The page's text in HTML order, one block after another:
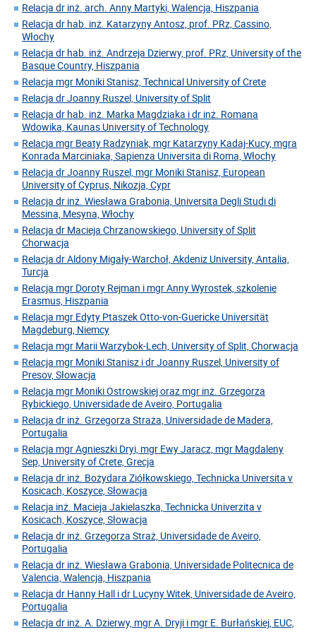
Relacja dr inż. arch. Anny Martyki, Walencja, Hiszpania
Relacja dr hab. inż. Katarzyny Antosz, prof. PRz, Cassino,
Włochy
Relacja dr hab. inż. Andrzeja Dzierwy, prof. PRz, University of the
Basque Country, Hiszpania
Relacja mgr Moniki Stanisz, Technical University of Crete
Relacja dr Joanny Ruszel, University of Split
Relacja dr hab. inż. Marka Magdziaka i dr inż. Romana
Wdowika, Kaunas University of Technology
Relacja mgr Beaty Radzyniak, mgr Katarzyny Kadaj-Kucy, mgra
Konrada Marciniaka, Sapienza Universita di Roma, Włochy
Relacja dr Joanny Ruszel, mgr Moniki Stanisz, European
University of Cyprus, Nikozja, Cypr
Relacja dr inż. Wiesława Grabonia, Universita Degli Studi di
Messina, Mesyna, Włochy
Relacja dr Macieja Chrzanowskiego, University of Split
Chorwacja
Relacja dr Aldony Migały-Warchoł, Akdeniz University, Antalia,
Turcja
Relacja mgr Doroty Rejman i mgr Anny Wyrostek, szkolenie
Erasmus, Hiszpania
Relacja mgr Edyty Ptaszek Otto-von-Guericke Universität
Magdeburg, Niemcy
Relacja mgr Marii Warzybok-Lech, University of Split, Chorwacja
Relacja mgr Moniki Stanisz i dr Joanny Ruszel, University of
Presov, Słowacja
Relacja mgr Moniki Ostrowskiej oraz mgr inż. Grzegorza
Rybickiego, Universidade de Aveiro, Portugalia
Relacja dr inż. Grzegorza Straża, Universidade de Madera,
Portugalia
Relacja mgr Agnieszki Dryi, mgr Ewy Jaracz, mgr Magdaleny
Sep, University of Crete, Grecja
Relacja dr inż. Bożydara Ziółkowskiego, Technicka Universita v
Kosicach, Koszyce, Słowacja
Relacja inż. Macieja Jakielaszka, Technicka Univerzita v
Kosicach, Koszyce, Słowacja
Relacja dr inż. Grzegorza Straż, Universidade de Aveiro,
Portugalia
Relacja dr inż. Wiesława Grabonia, Universidade Politecnica de
Valencia, Walencja, Hiszpania
Relacja dr Hanny Hall i dr Lucyny Witek, Universidade de Aveiro,
Portugalia
Relacja dr inż. A. Dzierwy, mgr A. Dryji i mgr E. Burłańskiej, EUC,